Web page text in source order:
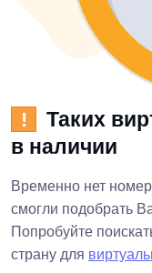
!
Таких
в наличии
Временно нет
смогли подобрать
Попробуйте
страну для